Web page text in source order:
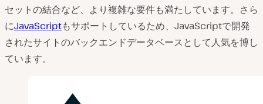
セットの結合など、より複雑な要件も満たしています。さら
にJavaScriptもサポートしているため、JavaScriptで開発
されたサイトのバックエンドデータベースとして人気を博し
ています。